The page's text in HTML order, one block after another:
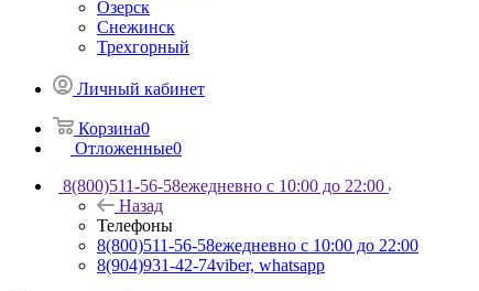
Озерск
Снежинск
Трехгорный
Личный кабинет
Корзина0
Отложенные0
8(800)511-56-58ежедневно с 10:00 до 22:00
Назад
Телефоны
8(800)511-56-58ежедневно с 10:00 до 22:00
8(904)931-42-74viber, whatsapp